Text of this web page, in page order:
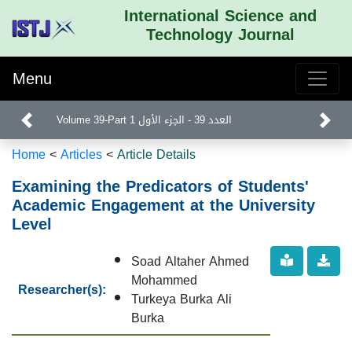
International Science and
Technology Journal
Menu
Volume 39-Part 1 العدد 39 - الجزء الأول
Home<Articles<Article Details
Examining the Predicators of Students'
Academic Engagement at the University
Level
Researcher(s):
Soad Altaher Ahmed
Mohammed
Turkeya Burka Ali
Burka